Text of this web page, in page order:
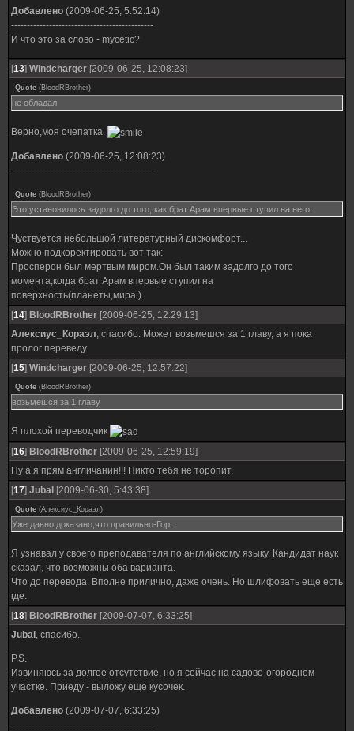
Добавлено (2009-06-25, 5:52:14)
---------------------------------------------
И что это за слово - mycetic?
[13] Windcharger [2009-06-25, 12:08:23]
Quote (BloodRBrother)
не обладал
Верно,моя очепатка.
Добавлено (2009-06-25, 12:08:23)
---------------------------------------------
Quote (BloodRBrother)
Это установилось задолго до того, как брат Арам впервые ступил на него.
Чуствуется небольшой литературный дискомфорт...
Можно подкоректировать вот так:
Просперон был мертвым миром.Он был таким задолго до того
момента,когда брат Арам впервые ступил на
поверхность(планеты,мира,).
[14] BloodRBrother [2009-06-25, 12:29:13]
Алексиус_Кораэл, спасибо. Может возьмешся за 1 главу, а я пока
пролог переведу.
[15] Windcharger [2009-06-25, 12:57:22]
Quote (BloodRBrother)
возьмешся за 1 главу
Я плохой переводчик
[16] BloodRBrother [2009-06-25, 12:59:19]
Ну а я прям англичанин!!! Никто тебя не торопит.
[17] Jubal [2009-06-30, 5:43:38]
Quote (Алексиус_Кораэл)
Уже давно доказано,что правильно-Гор.
Я узнавал у своего преподавателя по английскому языку. Кандидат наук
сказал, что возможны оба варианта.
Что до перевода. Вполне прилично, даже очень. Но шлифовать еще есть
где.
[18] BloodRBrother [2009-07-07, 6:33:25]
Jubal , спасибо.
P.S.
Извиняюсь за долгое отсутствие, но я сейчас на садово-огородном
участке. Приеду - выложу еще кусочек.
Добавлено (2009-07-07, 6:33:25)
---------------------------------------------